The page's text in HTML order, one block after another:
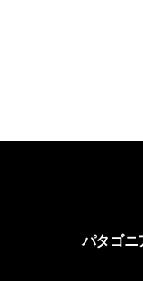
パタゴニ